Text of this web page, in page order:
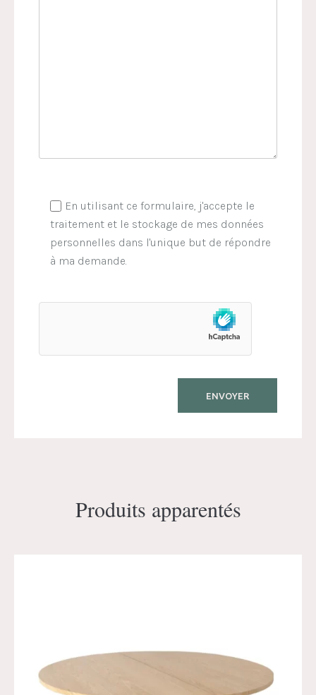
En utilisant ce formulaire, j'accepte le
traitement et le stockage de mes données
personnelles dans l'unique but de répondre
à ma demande.
Produits apparentés